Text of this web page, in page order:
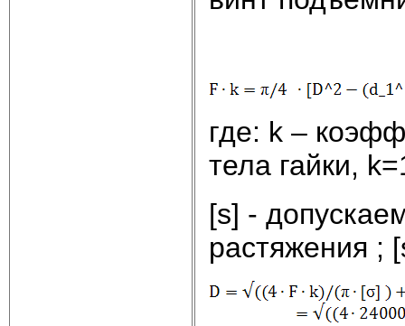
где: k –
тела гайки,
[s] -
растяжения ;